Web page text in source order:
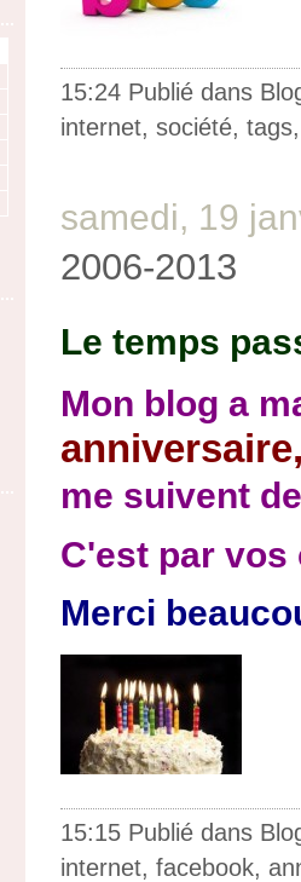
15:24 Publié dans
internet, société, tags
samedi, 19
2006-2013
Le temps
Mon blog a
me suivent
C'est par vos
Merci
15:15 Publié dans
internet, facebook,